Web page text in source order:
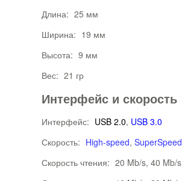
Длина: 25 мм
Ширина: 19 мм
Высота: 9 мм
Вес: 21 гр
Интерфейс и скорость
Интерфейс: USB 2.0, USB 3.0
Скорость: High-speed,SuperSpeed
Скорость чтения: 20 Mb/s, 40 Mb/s